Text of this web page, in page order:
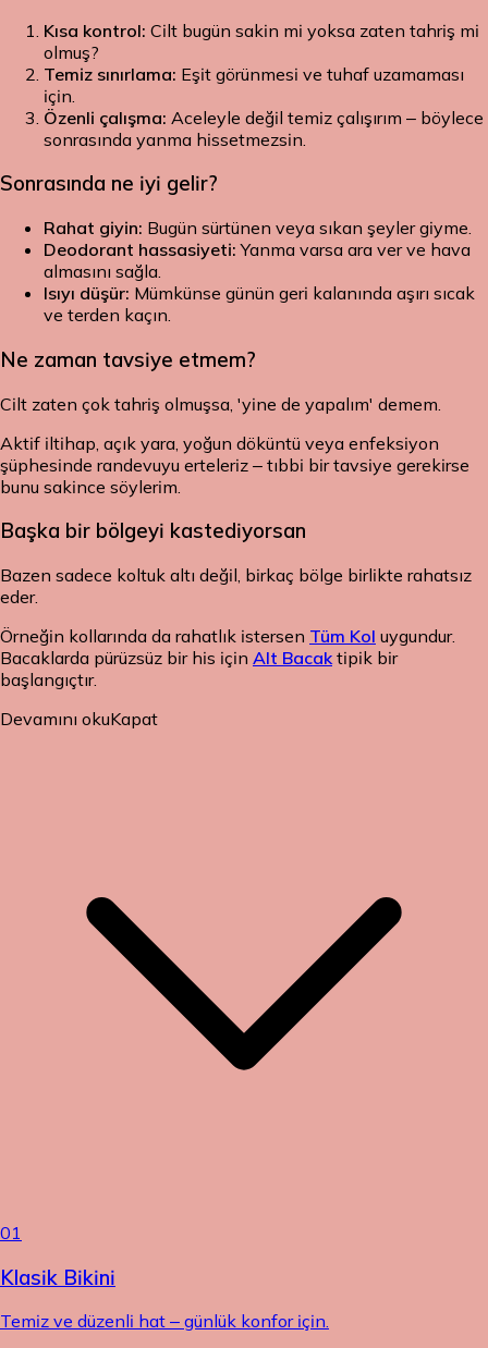
Kısa kontrol: Cilt bugün sakin mi yoksa zaten tahriş mi
olmuş?
Temiz sınırlama: Eşit görünmesi ve tuhaf uzamaması
için.
Özenli çalışma: Aceleyle değil temiz çalışırım – böylece
sonrasında yanma hissetmezsin.
Sonrasında ne iyi gelir?
Rahat giyin: Bugün sürtünen veya sıkan şeyler giyme.
Deodorant hassasiyeti: Yanma varsa ara ver ve hava
almasını sağla.
Isıyı düşür: Mümkünse günün geri kalanında aşırı sıcak
ve terden kaçın.
Ne zaman tavsiye etmem?
Cilt zaten çok tahriş olmuşsa, 'yine de yapalım' demem.
Aktif iltihap, açık yara, yoğun döküntü veya enfeksiyon
şüphesinde randevuyu erteleriz – tıbbi bir tavsiye gerekirse
bunu sakince söylerim.
Başka bir bölgeyi kastediyorsan
Bazen sadece koltuk altı değil, birkaç bölge birlikte rahatsız
eder.
Örneğin kollarında da rahatlık istersen Tüm Kol uygundur.
Bacaklarda pürüzsüz bir his için Alt Bacaktipik bir
başlangıçtır.
Devamını okuKapat
01
Klasik Bikini
Temiz ve düzenli hat – günlük konfor için.